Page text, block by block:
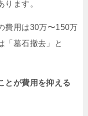
ます。
費用は30万〜150万
「墓石撤去」と
とが費用を抑える